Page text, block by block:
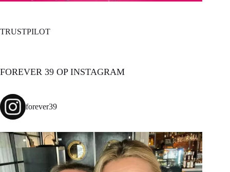
TRUSTPILOT
FOREVER 39 OP INSTAGRAM
forever39